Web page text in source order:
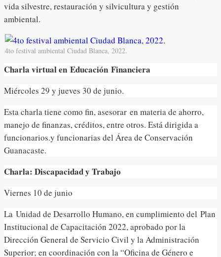
vida silvestre, restauración y silvicultura y gestión
ambiental.
4to festival ambiental Ciudad Blanca, 2022.
Charla virtual en Educación Financiera
Miércoles 29 y jueves 30 de junio.
Esta charla tiene como fin, asesorar en materia de ahorro,
manejo de finanzas, créditos, entre otros. Está dirigida a
funcionarios.y funcionarias del Área de Conservación
Guanacaste.
Charla: Discapacidad y Trabajo
Viernes 10 de junio
La Unidad de Desarrollo Humano, en cumplimiento del Plan
Institucional de Capacitación 2022, aprobado por la
Dirección General de Servicio Civil y la Administración
Superior; en coordinación con la “Oficina de Género e